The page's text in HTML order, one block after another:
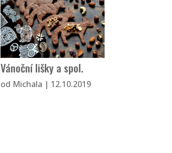
Vánoční lišky a spol.
od Michala | 12.10.2019